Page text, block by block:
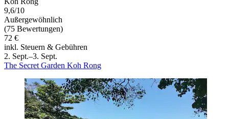
9,6/10
Außergewöhnlich
(75 Bewertungen)
72 €
inkl. Steuern & Gebühren
2. Sept.–3. Sept.
The Secret Garden Koh Rong